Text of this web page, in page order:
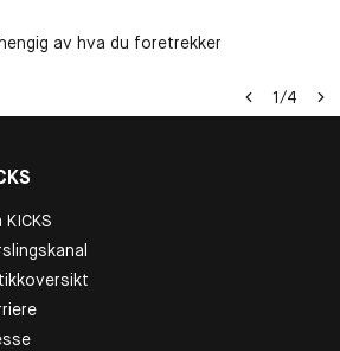
av hva du foretrekker
1/4
KICKS